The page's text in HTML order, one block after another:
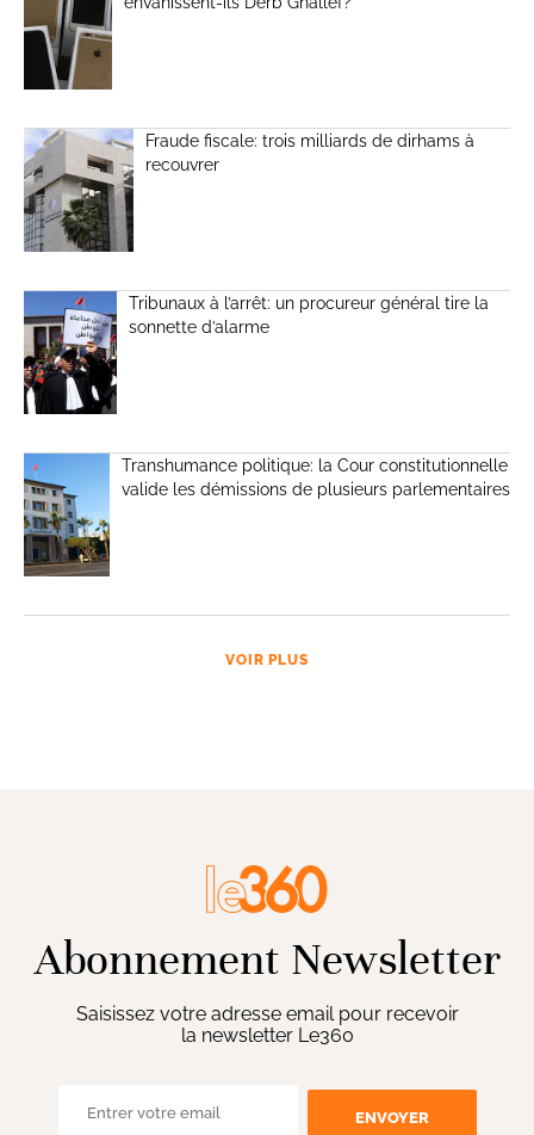
Fraude fiscale: trois milliards de dirhams à
recouvrer
Tribunaux à l’arrêt: un procureur général tire la
sonnette d’alarme
Transhumance politique: la Cour constitutionnelle
valide les démissions de plusieurs parlementaires
VOIR PLUS
Abonnement Newsletter
Saisissez votre adresse email pour recevoir
la newsletter Le360
ENVOYER